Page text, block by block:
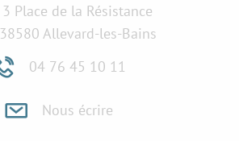
3 Place de la Résistance
38580 Allevard-les-Bains
04 76 45 10 11
Nous écrire